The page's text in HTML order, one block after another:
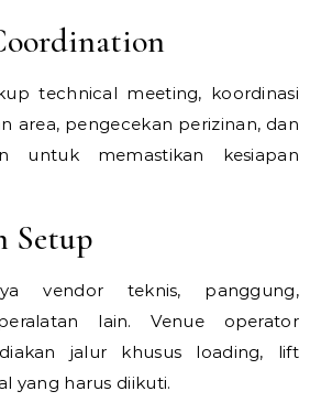
technical meeting, koordinasi
area, pengecekan perizinan, dan
untuk memastikan kesiapan
Setup
vendor teknis, panggung,
lain. Venue operator
jalur khusus loading, lift
yang harus diikuti.